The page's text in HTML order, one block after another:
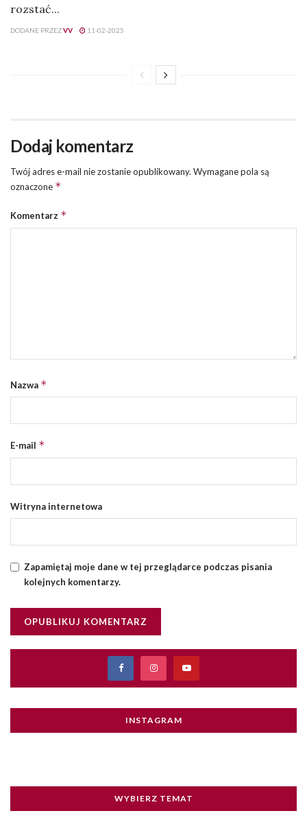
rozstać...
DODANE PRZEZVV 11-02-2025
Dodaj komentarz
Twój adres e-mail nie zostanie opublikowany. Wymagane pola są
oznaczone *
Komentarz *
Nazwa *
E-mail *
Witryna internetowa
Zapamiętaj moje dane w tej przeglądarce podczas pisania
kolejnych komentarzy.
INSTAGRAM
WYBIERZ TEMAT